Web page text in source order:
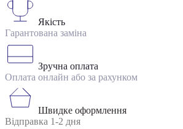
Якість
Гарантована заміна
Зручна оплата
Оплата онлайн або за рахунком
Швидке оформлення
Відправка 1-2 дня